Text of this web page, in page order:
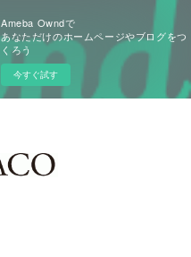
Ameba Owndで
あなただけのホームページやブログをつ
くろう
今すぐ試す